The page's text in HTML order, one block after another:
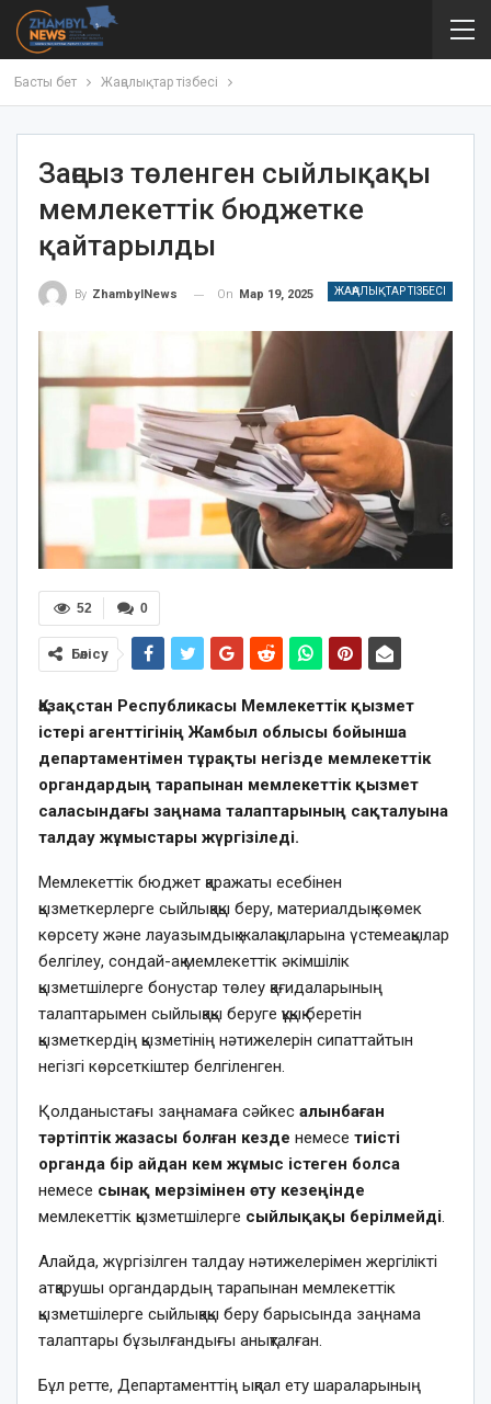
Басты бет Жаңалықтар тізбесі
Заңсыз төленген сыйлықақы
мемлекеттік бюджетке
қайтарылды
ЖАҢАЛЫҚТАР ТІЗБЕСІ
By ZhambylNews On Мар 19, 2025
0
52
Бөлісу
Қазақстан Республикасы Мемлекеттік қызмет
істері агенттігінің Жамбыл облысы бойынша
департаментімен тұрақты негізде мемлекеттік
органдардың тарапынан мемлекеттік қызмет
саласындағы заңнама талаптарының сақталуына
талдау жұмыстары жүргізіледі.
Мемлекеттiк бюджет қаражаты есебінен
қызметкерлерге сыйлықақы беру, материалдық көмек
көрсету және лауазымдық жалақыларына үстемеақылар
белгілеу, сондай-ақ мемлекеттік әкімшілік
қызметшілерге бонустар төлеу қағидаларының
талаптарымен сыйлықақы беруге құқық беретін
қызметкердің қызметінің нәтижелерін сипаттайтын
негізгі көрсеткіштер белгіленген.
Қолданыстағы заңнамаға сәйкес алынбаған
тәртіптік жазасы болған кезде немесе тиісті
органда бір айдан кем жұмыс істеген болса
немесе сынақ мерзімінен өту кезеңінде
мемлекеттік қызметшілерге сыйлықақы берілмейді.
Алайда, жүргізілген талдау нәтижелерімен жергілікті
атқарушы органдардың тарапынан мемлекеттік
қызметшілерге сыйлықақы беру барысында заңнама
талаптары бұзылғандығы анықталған.
Бұл ретте, Департаменттің ықпал ету шараларының